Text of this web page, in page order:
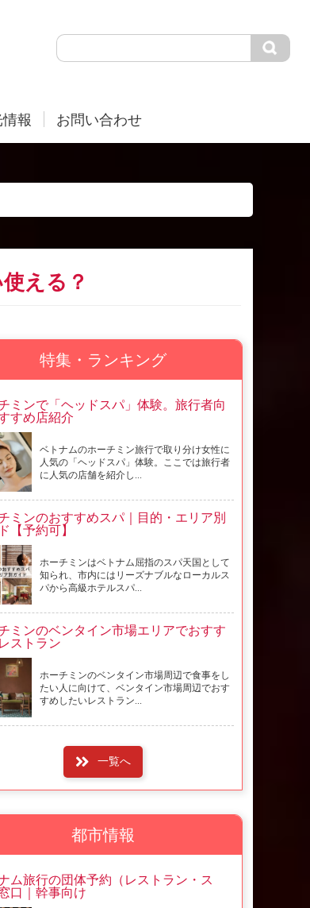
報 お問い合わせ
える？
特集・ランキング
ミンで「ヘッドスパ」体験。旅行者向
すめ店紹介
ベトナムのホーチミン旅行で取り分け女性に
人気の「ヘッドスパ」体験。ここでは旅行者
に人気の店舗を紹介し...
ミンのおすすめスパ｜目的・エリア別
【予約可】
ホーチミンはベトナム屈指のスパ天国として
知られ、市内にはリーズナブルなローカルス
パから高級ホテルスパ...
ミンのベンタイン市場エリアでおすす
ストラン
ホーチミンのベンタイン市場周辺で食事をし
たい人に向けて、ベンタイン市場周辺でおす
すめしたいレストラン...
一覧へ
都市情報
ム旅行の団体予約（レストラン・ス
口｜幹事向け